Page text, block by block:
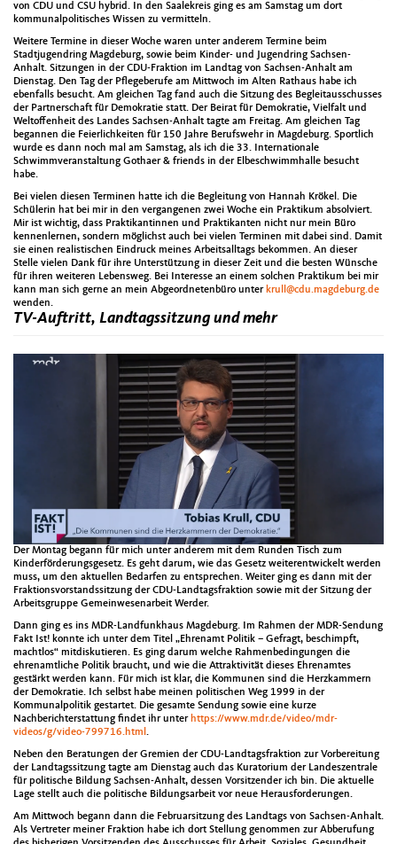
von CDU und CSU hybrid. In den Saalekreis ging es am Samstag um dort
kommunalpolitisches Wissen zu vermitteln.
Weitere Termine in dieser Woche waren unter anderem Termine beim
Stadtjugendring Magdeburg, sowie beim Kinder- und Jugendring Sachsen-
Anhalt. Sitzungen in der CDU-Fraktion im Landtag von Sachsen-Anhalt am
Dienstag. Den Tag der Pflegeberufe am Mittwoch im Alten Rathaus habe ich
ebenfalls besucht. Am gleichen Tag fand auch die Sitzung des Begleitausschusses
der Partnerschaft für Demokratie statt. Der Beirat für Demokratie, Vielfalt und
Weltoffenheit des Landes Sachsen-Anhalt tagte am Freitag. Am gleichen Tag
begannen die Feierlichkeiten für 150 Jahre Berufswehr in Magdeburg. Sportlich
wurde es dann noch mal am Samstag, als ich die 33. Internationale
Schwimmveranstaltung Gothaer & friends in der Elbeschwimmhalle besucht
habe.
Bei vielen diesen Terminen hatte ich die Begleitung von Hannah Krökel. Die
Schülerin hat bei mir in den vergangenen zwei Woche ein Praktikum absolviert.
Mir ist wichtig, dass Praktikantinnen und Praktikanten nicht nur mein Büro
kennenlernen, sondern möglichst auch bei vielen Terminen mit dabei sind. Damit
sie einen realistischen Eindruck meines Arbeitsalltags bekommen. An dieser
Stelle vielen Dank für ihre Unterstützung in dieser Zeit und die besten Wünsche
für ihren weiteren Lebensweg. Bei Interesse an einem solchen Praktikum bei mir
kann man sich gerne an mein Abgeordnetenbüro unter krull@cdu.magdeburg.de
wenden.
TV-Auftritt, Landtagssitzung und mehr
Der Montag begann für mich unter anderem mit dem Runden Tisch zum
Kinderförderungsgesetz. Es geht darum, wie das Gesetz weiterentwickelt werden
muss, um den aktuellen Bedarfen zu entsprechen. Weiter ging es dann mit der
Fraktionsvorstandssitzung der CDU-Landtagsfraktion sowie mit der Sitzung der
Arbeitsgruppe Gemeinwesenarbeit Werder.
Dann ging es ins MDR-Landfunkhaus Magdeburg. Im Rahmen der MDR-Sendung
Fakt Ist! konnte ich unter dem Titel „Ehrenamt Politik – Gefragt, beschimpft,
machtlos“ mitdiskutieren. Es ging darum welche Rahmenbedingungen die
ehrenamtliche Politik braucht, und wie die Attraktivität dieses Ehrenamtes
gestärkt werden kann. Für mich ist klar, die Kommunen sind die Herzkammern
der Demokratie. Ich selbst habe meinen politischen Weg 1999 in der
Kommunalpolitik gestartet. Die gesamte Sendung sowie eine kurze
Nachberichterstattung findet ihr unter https://www.mdr.de/video/mdr-
videos/g/video-799716.html .
Neben den Beratungen der Gremien der CDU-Landtagsfraktion zur Vorbereitung
der Landtagssitzung tagte am Dienstag auch das Kuratorium der Landeszentrale
für politische Bildung Sachsen-Anhalt, dessen Vorsitzender ich bin. Die aktuelle
Lage stellt auch die politische Bildungsarbeit vor neue Herausforderungen.
Am Mittwoch begann dann die Februarsitzung des Landtags von Sachsen-Anhalt.
Als Vertreter meiner Fraktion habe ich dort Stellung genommen zur Abberufung